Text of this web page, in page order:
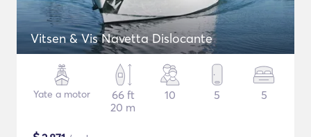
Vitsen & Vis Navetta Dislocante
Yate a motor
66 ft
20 m
10 5 5